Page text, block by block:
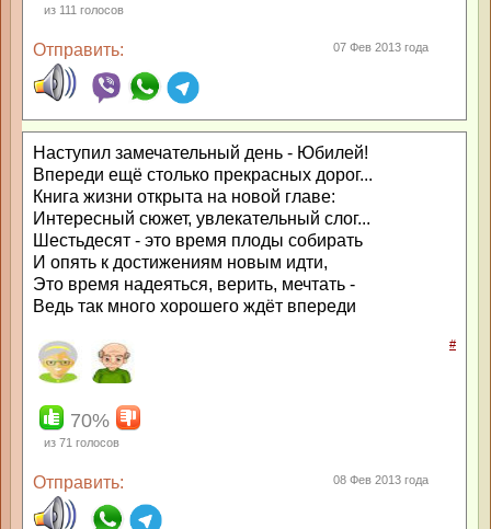
из 111 голосов
Отправить: 07 Фев 2013 года
Наступил замечательный день - Юбилей!
Впереди ещё столько прекрасных дорог...
Книга жизни открыта на новой главе:
Интересный сюжет, увлекательный слог...
Шестьдесят - это время плоды собирать
И опять к достижениям новым идти,
Это время надеяться, верить, мечтать -
Ведь так много хорошего ждёт впереди
#
70%
из 71 голосов
Отправить: 08 Фев 2013 года